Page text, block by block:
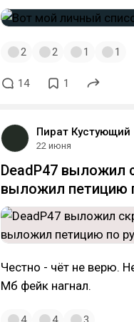
2 2 1 1
14 1
Пират Кустующий
22 июня
DeadP47 выложил
выложил петицию
Честно - чёт не верю.
Мб фейк нагнал.